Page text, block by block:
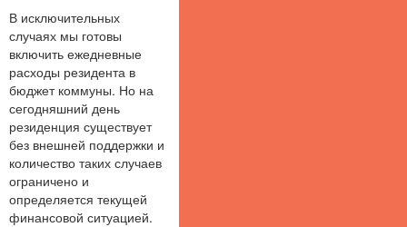
В исключительных
случаях мы готовы
включить ежедневные
расходы резидента в
бюджет коммуны. Но на
сегодняшний день
резиденция существует
без внешней поддержки и
количество таких случаев
ограничено и
определяется текущей
финансовой ситуацией.